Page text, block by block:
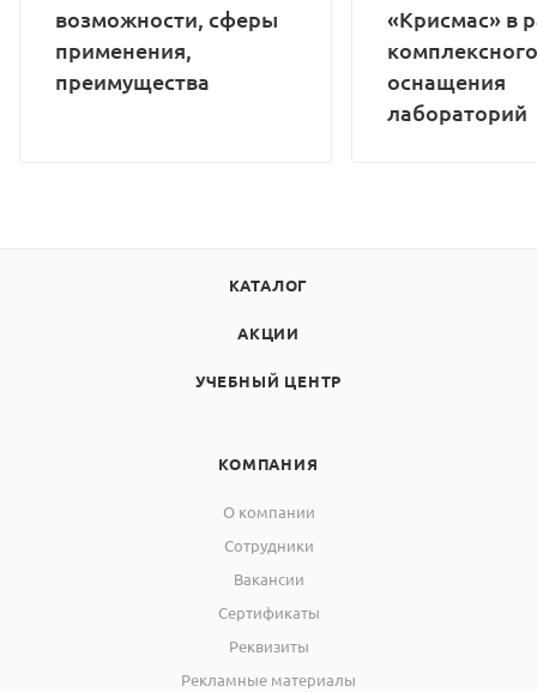
возможности, сферы
применения,
преимущества
«Крисмас» в
комплексного
оснащения
лабораторий
КАТАЛОГ
АКЦИИ
УЧЕБНЫЙ ЦЕНТР
КОМПАНИЯ
О компании
Сотрудники
Вакансии
Сертификаты
Реквизиты
Рекламные материалы